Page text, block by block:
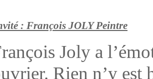
: François JOLY Peintre
Joly a
Rien n’y est